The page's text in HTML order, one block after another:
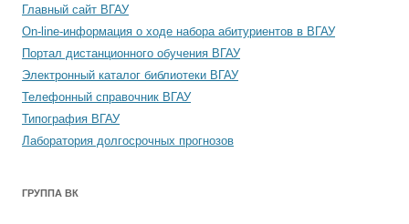
Главный сайт ВГАУ
On-line-информация о ходе набора абитуриентов в ВГАУ
Портал дистанционного обучения ВГАУ
Электронный каталог библиотеки ВГАУ
Телефонный справочник ВГАУ
Типография ВГАУ
Лаборатория долгосрочных прогнозов
ГРУППА ВК